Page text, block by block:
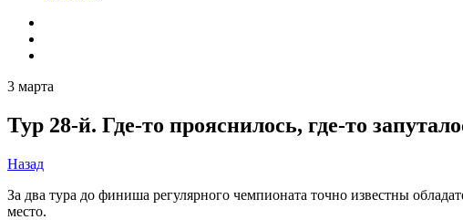
3 марта
Тур 28-й. Где-то прояснилось, где-то
Назад
За два тура до финиша регулярного чемпионата точно известны
место.